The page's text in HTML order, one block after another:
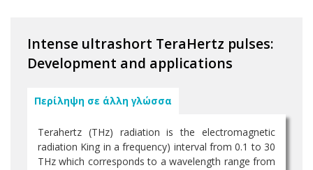
Intense ultrashort TeraHertz pulses:
Development and applications
Περίληψη σε άλλη γλώσσα
Terahertz (THz) radiation is the electromagnetic
radiation King in a frequency) interval from 0.1 to 30
THz which corresponds to a wavelength range from